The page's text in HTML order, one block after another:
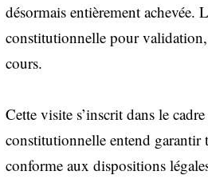
désormais entièrement achevée.
constitutionnelle pour validation,
cours.
Cette visite s’inscrit dans le
constitutionnelle entend garantir
conforme aux dispositions